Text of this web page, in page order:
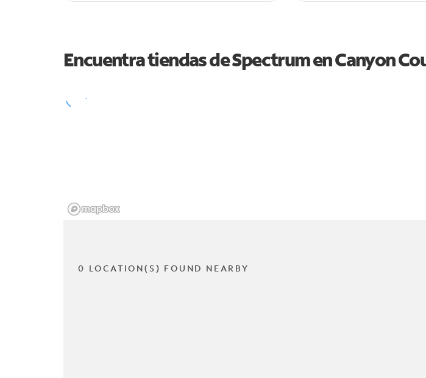
Encuentra tiendas de Spectrum enCanyon
0 LOCATION(S) FOUND NEARBY